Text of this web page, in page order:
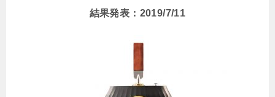
結果発表：2019/7/11